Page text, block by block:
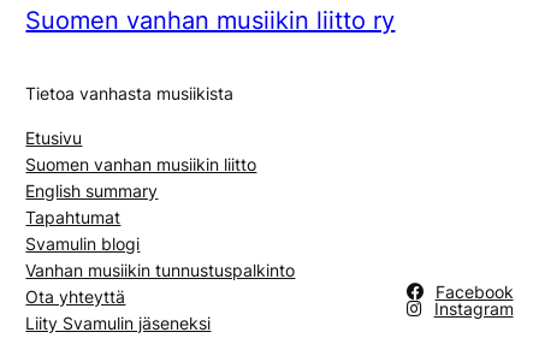
Suomen vanhan musiikin liitto ry
Tietoa vanhasta musiikista
Etusivu
Suomen vanhan musiikin liitto
English summary
Tapahtumat
Svamulin blogi
Vanhan musiikin tunnustuspalkinto
Ota yhteyttä
Liity Svamulin jäseneksi
Facebook
Instagram